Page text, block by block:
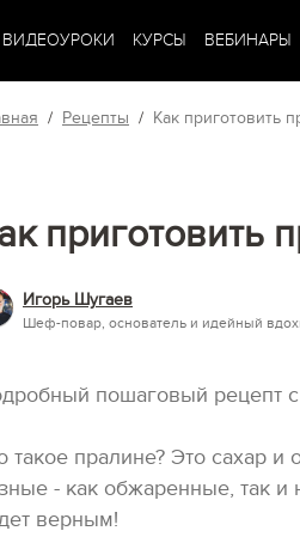
ВЕБИНАРЫ
КУРСЫ
ВИДЕОУРОКИ
/ Рецепты / Как приготовить
приготовить
Игорь Шугаев
Шеф-повар, основатель и идейный
пошаговый рецепт
такое пралине? Это сахар
- как обжаренные, так и
верным!